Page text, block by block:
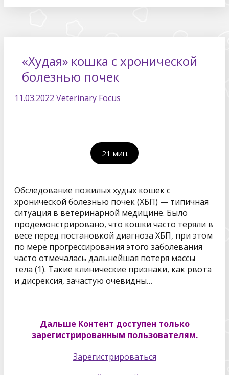
«Худая» кошка с хронической
болезнью почек
11.03.2022 Veterinary Focus
21 мин.
Обследование пожилых худых кошек с
хронической болезнью почек (ХБП) — типичная
ситуация в ветеринарной медицине. Было
продемонстрировано, что кошки часто теряли в
весе перед постановкой диагноза ХБП, при этом
по мере прогрессирования этого заболевания
часто отмечалась дальнейшая потеря массы
тела (1). Такие клинические признаки, как рвота
и дисрексия, зачастую очевидны…
Дальше Контент доступен только
зарегистрированным пользователям.
Зарегистрироваться